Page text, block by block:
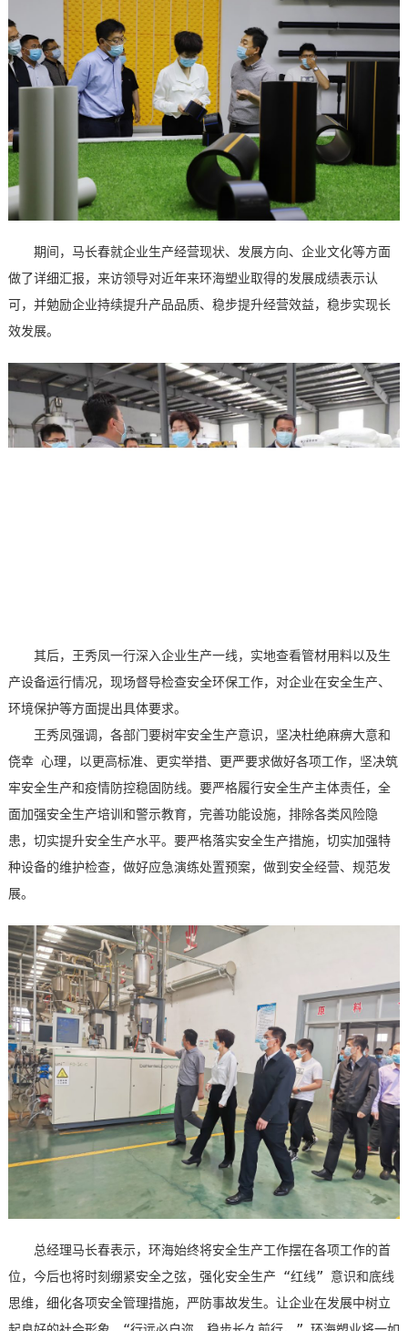
期间，马长春就企业生产经营现状、发展方向、企业文化等方面
做了详细汇报，来访领导对近年来环海塑业取得的发展成绩表示认
可，并勉励企业持续提升产品品质、稳步提升经营效益，稳步实现长
效发展。
其后，王秀凤一行深入企业生产一线，实地查看管材用料以及生
产设备运行情况，现场督导检查安全环保工作，对企业在安全生产、
环境保护等方面提出具体要求。
王秀凤强调，各部门要树牢安全生产意识，坚决杜绝麻痹大意和
侥幸 心理，以更高标准、更实举措、更严要求做好各项工作，坚决筑
牢安全生产和疫情防控稳固防线。要严格履行安全生产主体责任，全
面加强安全生产培训和警示教育，完善功能设施，排除各类风险隐
患，切实提升安全生产水平。要严格落实安全生产措施，切实加强特
种设备的维护检查，做好应急演练处置预案，做到安全经营、规范发
展。
总经理马长春表示，环海始终将安全生产工作摆在各项工作的首
位，今后也将时刻绷紧安全之弦，强化安全生产 “红线” 意识和底线
思维，细化各项安全管理措施，严防事故发生。让企业在发展中树立